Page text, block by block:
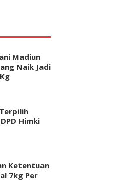
Madiun
Naik Jadi
Himki
Ketentuan
7kg Per